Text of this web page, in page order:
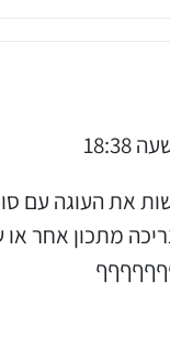
את העוגה עם
מתכון אחר